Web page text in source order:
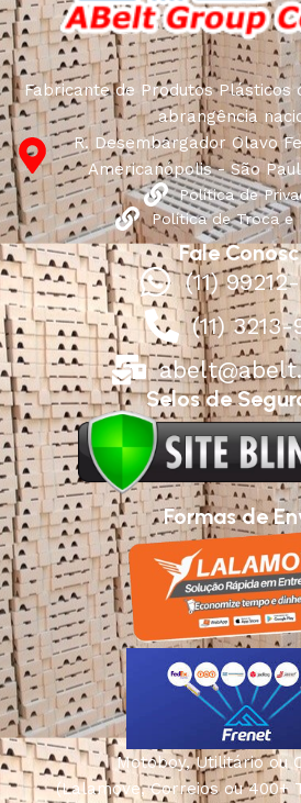
quality of their products, excellent
characteristics, attractive
long period of use of the furniture,
Fabricante de Produtos Plásticos
abrangência
R. Desembargador Olavo
Americanópolis - São
Política de
Política de Troca e
Fale
(11)
(11)
Selos de
Formas de
Motoboy, Utilitário ou
(Lalamove, Correios ou 400+